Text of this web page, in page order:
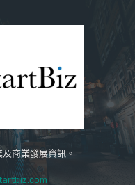
商業發展資訊。